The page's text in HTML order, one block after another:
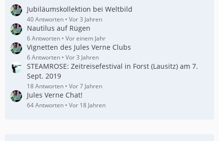
Jubiläumskollektion bei Weltbild
40 Antworten Vor 3 Jahren
Nautilus auf Rügen
6 Antworten Vor einem Jahr
Vignetten des Jules Verne Clubs
6 Antworten Vor 3 Jahren
STEAMROSE: Zeitreisefestival in Forst (Lausitz) am 7.
Sept. 2019
18 Antworten Vor 7 Jahren
Jules Verne Chat!
64 Antworten Vor 18 Jahren